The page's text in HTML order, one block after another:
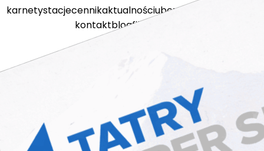
karnetystacjecennikaktualnościubezpieczenia
kontaktblogfilmy